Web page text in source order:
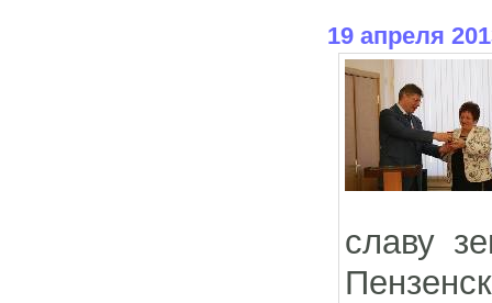
19 апреля
славу